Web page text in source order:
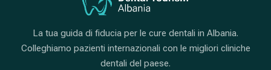
La tua guida di fiducia per le cure dentali in Albania.
Colleghiamo pazienti internazionali con le migliori cliniche
dentali del paese.